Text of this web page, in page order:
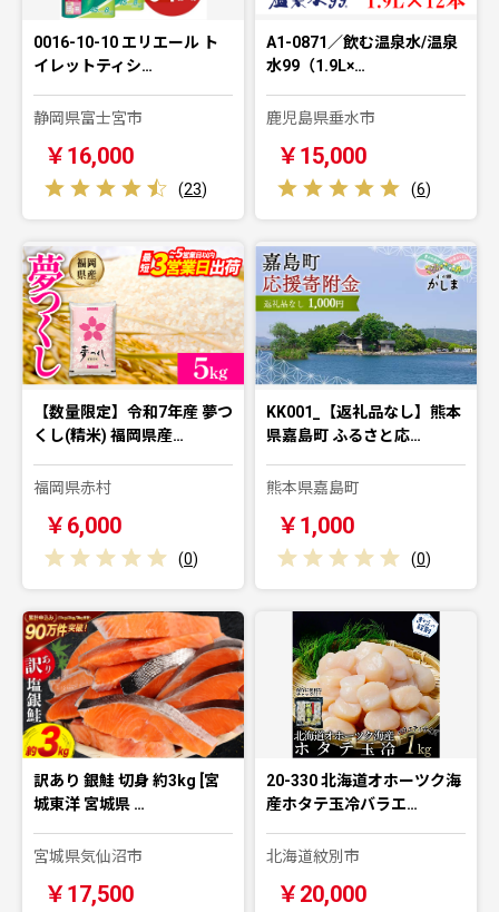
0016-10-10 エリエール ト
イレットティシ…
静岡県富士宮市
￥16,000
(23)
A1-0871／飲む温泉水/温泉
水99（1.9L×…
鹿児島県垂水市
￥15,000
(6)
【数量限定】令和7年産 夢つ
くし(精米) 福岡県産…
福岡県赤村
￥6,000
(0)
KK001_【返礼品なし】熊本
県嘉島町 ふるさと応…
熊本県嘉島町
￥1,000
(0)
訳あり 銀鮭 切身 約3kg [宮
城東洋 宮城県 …
宮城県気仙沼市
￥17,500
20-330 北海道オホーツク海
産ホタテ玉冷バラエ…
北海道紋別市
￥20,000